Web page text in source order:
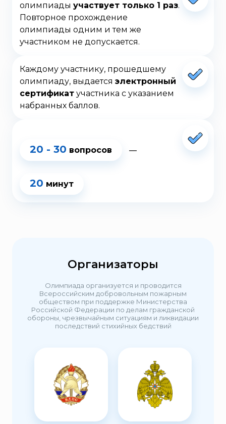
олимпиады участвует только 1 раз.
Повторное прохождение
олимпиады одним и тем же
участником не допускается.
Каждому участнику, прошедшему
олимпиаду, выдается электронный
сертификат участника с указанием
набранных баллов.
20 - 30 вопросов
20 минут
Организаторы
Олимпиада организуется и проводится
Всероссийским добровольным пожарным
обществом при поддержке Министерства
Российской Федерации по делам гражданской
обороны, чрезвычайным ситуациям и ликвидации
последствий стихийных бедствий